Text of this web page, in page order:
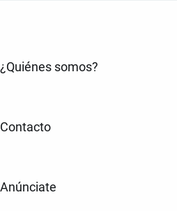
¿Quiénes somos?
Contacto
Anúnciate